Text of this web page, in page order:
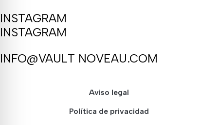
INSTAGRAM
INSTAGRAM
INFO@VAULT NOVEAU.COM
Aviso legal
Política de privacidad